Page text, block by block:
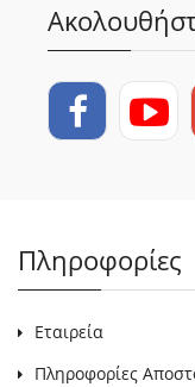
Πληροφορίες
Εταιρεία
Πληροφορίες